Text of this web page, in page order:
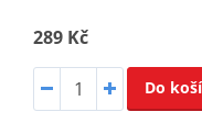
289 Kč
Do